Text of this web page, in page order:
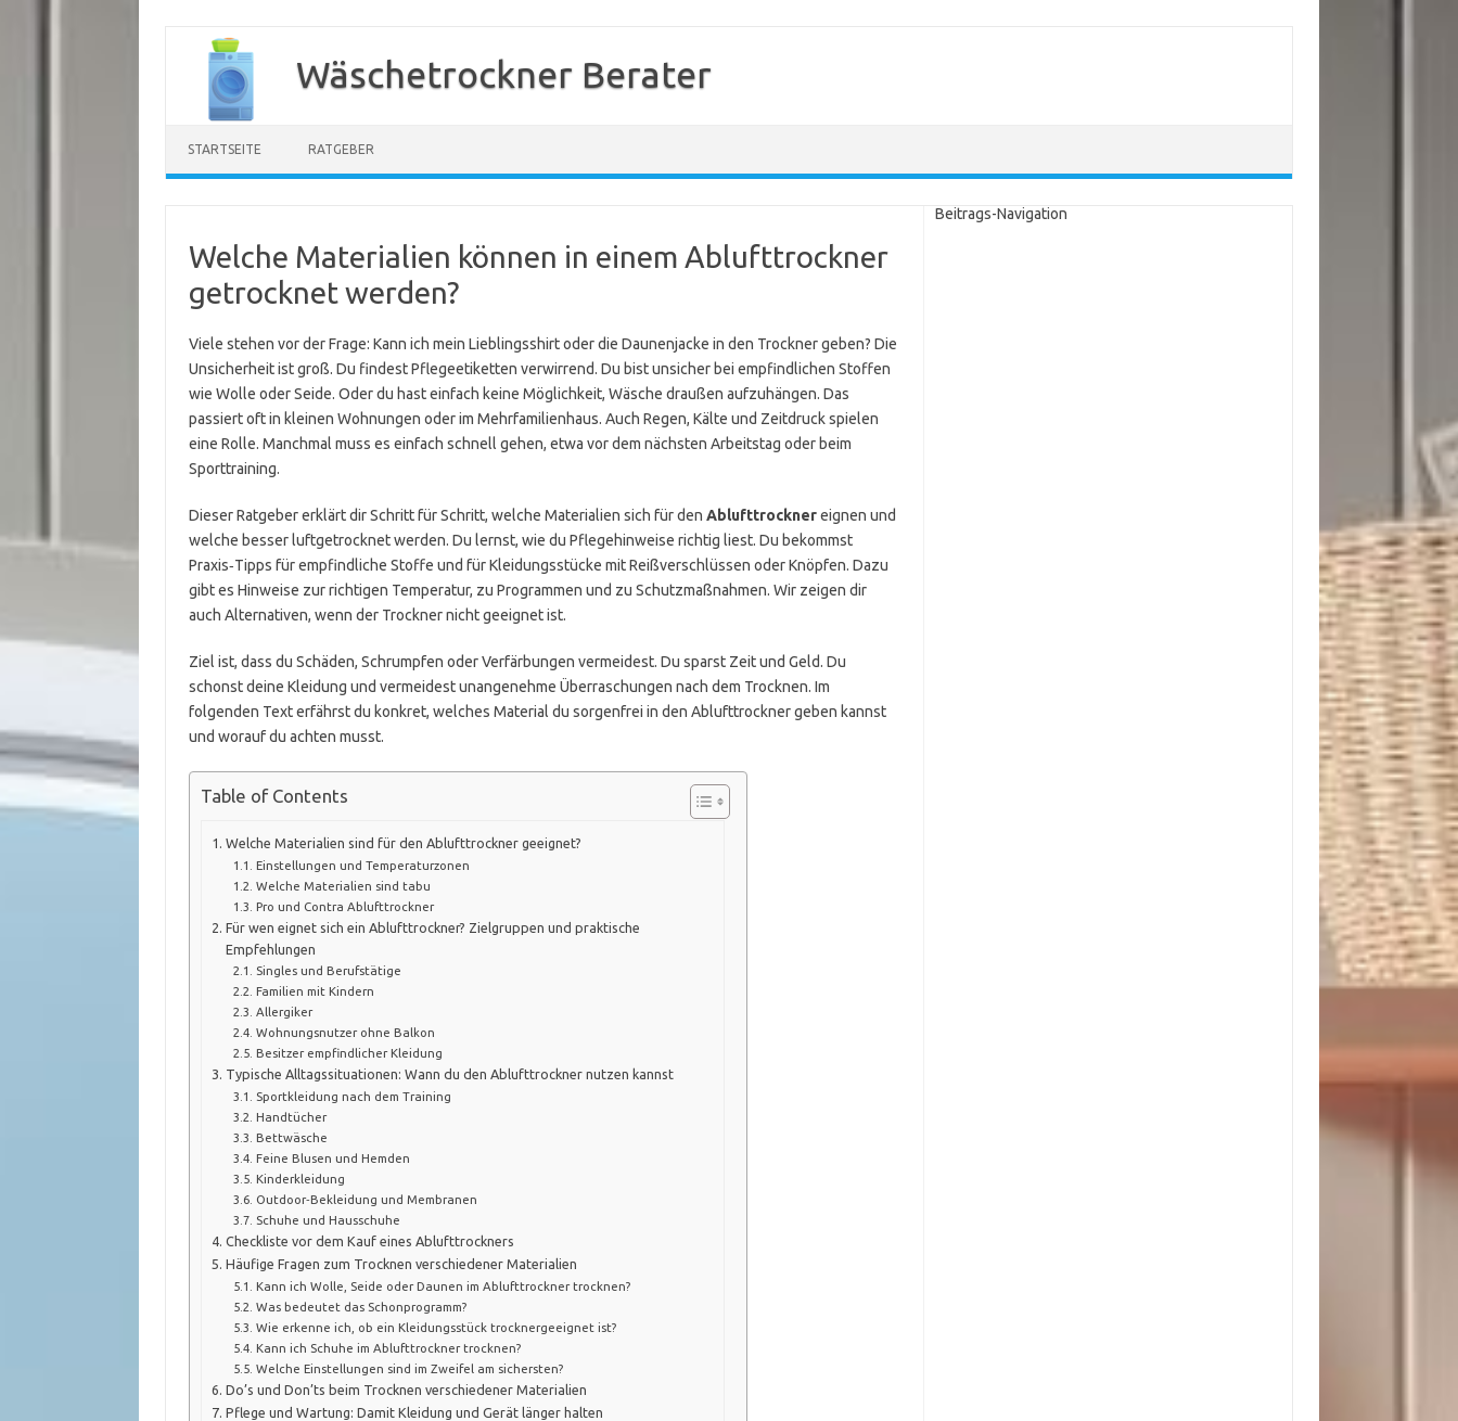
springen
Wäschetrockner Berater
STARTSEITE RATGEBER
Welche Materialien können in einem Ablufttrockner
getrocknet werden?
Viele stehen vor der Frage: Kann ich mein Lieblingsshirt oder die Daunenjacke in den Trockner geben? Die
Unsicherheit ist groß. Du findest Pflegeetiketten verwirrend. Du bist unsicher bei empfindlichen Stoffen
wie Wolle oder Seide. Oder du hast einfach keine Möglichkeit, Wäsche draußen aufzuhängen. Das
passiert oft in kleinen Wohnungen oder im Mehrfamilienhaus. Auch Regen, Kälte und Zeitdruck spielen
eine Rolle. Manchmal muss es einfach schnell gehen, etwa vor dem nächsten Arbeitstag oder beim
Sporttraining.
Dieser Ratgeber erklärt dir Schritt für Schritt, welche Materialien sich für den Ablufttrocknereignen und
welche besser luftgetrocknet werden. Du lernst, wie du Pflegehinweise richtig liest. Du bekommst
Praxis‑Tipps für empfindliche Stoffe und für Kleidungsstücke mit Reißverschlüssen oder Knöpfen. Dazu
gibt es Hinweise zur richtigen Temperatur, zu Programmen und zu Schutzmaßnahmen. Wir zeigen dir
auch Alternativen, wenn der Trockner nicht geeignet ist.
Ziel ist, dass du Schäden, Schrumpfen oder Verfärbungen vermeidest. Du sparst Zeit und Geld. Du
schonst deine Kleidung und vermeidest unangenehme Überraschungen nach dem Trocknen. Im
folgenden Text erfährst du konkret, welches Material du sorgenfrei in den Ablufttrockner geben kannst
und worauf du achten musst.
Table of Contents
Welche Materialien sind für den Ablufttrockner geeignet?
Einstellungen und Temperaturzonen
Welche Materialien sind tabu
Pro und Contra Ablufttrockner
Für wen eignet sich ein Ablufttrockner? Zielgruppen und praktische
Empfehlungen
Singles und Berufstätige
Familien mit Kindern
Allergiker
Wohnungsnutzer ohne Balkon
Besitzer empfindlicher Kleidung
Typische Alltagssituationen: Wann du den Ablufttrockner nutzen kannst
Sportkleidung nach dem Training
Handtücher
Bettwäsche
Feine Blusen und Hemden
Kinderkleidung
Outdoor‑Bekleidung und Membranen
Schuhe und Hausschuhe
Checkliste vor dem Kauf eines Ablufttrockners
Häufige Fragen zum Trocknen verschiedener Materialien
Kann ich Wolle, Seide oder Daunen im Ablufttrockner trocknen?
Was bedeutet das Schonprogramm?
Wie erkenne ich, ob ein Kleidungsstück trocknergeeignet ist?
Kann ich Schuhe im Ablufttrockner trocknen?
Welche Einstellungen sind im Zweifel am sichersten?
Do’s und Don’ts beim Trocknen verschiedener Materialien
Pflege und Wartung: Damit Kleidung und Gerät länger halten
Beitrags-Navigation